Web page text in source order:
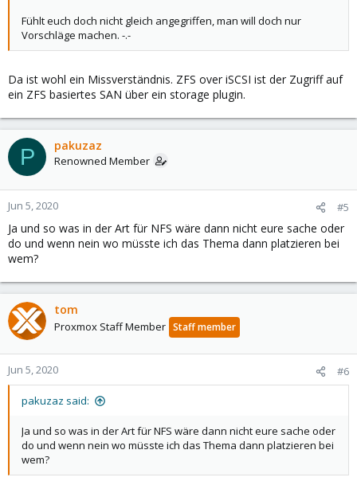
Fühlt euch doch nicht gleich angegriffen, man will doch nur
Vorschläge machen. -.-
Da ist wohl ein Missverständnis. ZFS over iSCSI ist der Zugriff auf
ein ZFS basiertes SAN über ein storage plugin.
P pakuzaz
Renowned Member
Jun 5, 2020 #5
Ja und so was in der Art für NFS wäre dann nicht eure sache oder
do und wenn nein wo müsste ich das Thema dann platzieren bei
wem?
tom
Proxmox Staff Member Staff member
Jun 5, 2020 #6
pakuzaz said:
Ja und so was in der Art für NFS wäre dann nicht eure sache oder
do und wenn nein wo müsste ich das Thema dann platzieren bei
wem?